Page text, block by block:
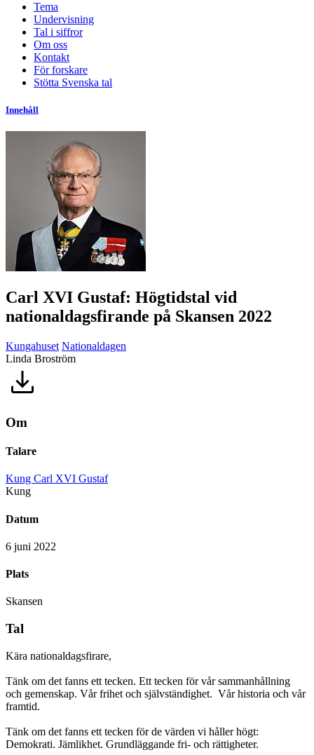
Tema
Undervisning
Tal i siffror
Om oss
Kontakt
För forskare
Stötta Svenska tal
Innehåll
Carl XVI Gustaf: Högtidstal vid
nationaldagsfirande på Skansen 2022
Kungahuset Nationaldagen
Linda Broström
Om
Talare
Kung Carl XVI Gustaf
Kung
Datum
6 juni 2022
Plats
Skansen
Tal
Kära nationaldagsfirare,
Tänk om det fanns ett tecken. Ett tecken för vår sammanhållning
och gemenskap. Vår frihet och självständighet. Vår historia och vår
framtid.
Tänk om det fanns ett tecken för de värden vi håller högt:
Demokrati. Jämlikhet. Grundläggande fri- och rättigheter.